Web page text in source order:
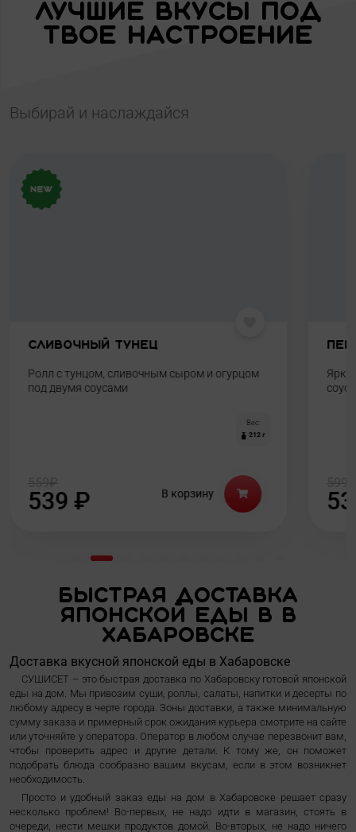
Лучшие вкусы под
твое настроение
Выбирай и наслаждайся
Сливочный тунец
Ролл с тунцом, сливочным сыром и огурцом
под двумя соусами
Вес:
212 г
539 ₽ В корзину
Быстрая доставка
японской еды в в
Хабаровске
Доставка вкусной японской еды в Хабаровске
СУШИСЕТ – это быстрая доставка по Хабаровску готовой японской
еды на дом. Мы привозим суши, роллы, салаты, напитки и десерты по
любому адресу в черте города. Зоны доставки, а также минимальную
сумму заказа и примерный срок ожидания курьера смотрите на сайте
или уточняйте у оператора. Оператор в любом случае перезвонит вам,
чтобы проверить адрес и другие детали. К тому же, он поможет
подобрать блюда сообразно вашим вкусам, если в этом возникнет
необходимость.
Просто и удобный заказ еды на дом в Хабаровске решает сразу
несколько проблем! Во-первых, не надо идти в магазин, стоять в
очереди, нести мешки продуктов домой. Во-вторых, не надо ничего